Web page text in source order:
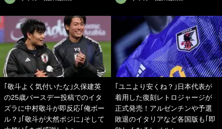
｢敬斗よく気付いたな｣久保建英
の25歳バースデー投稿でのイタ
ズラに中村敬斗が即反応｢俺ボー
ル？｣｢敬斗が大然ポジに｣そして
｢ユニより安くね？｣日本代表が
着用した復刻レトロジャージが
正式発売！アルゼンチンや予選
敗退のイタリアなど各国版も｢即